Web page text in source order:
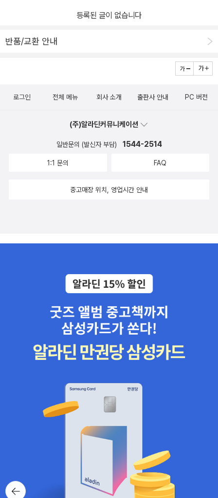
등록된 글이 없습니다
반품/교환 안내
뒤로가
기
로그인 전체 메뉴 회사 소개 출판사 안내 PC 버전
(주)알라딘커뮤니케이션
일반문의 (발신자 부담) 1544-2514
1:1 문의 FAQ
중고매장 위치, 영업시간 안내